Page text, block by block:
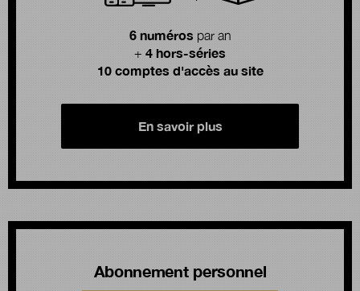
6 numéros par an
+ 4 hors-séries
10 comptes d'accès au site
En savoir plus
Abonnement personnel